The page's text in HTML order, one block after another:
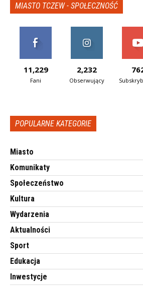
MIASTO TCZEW - SPOŁECZNOŚĆ
11,229
Fani
2,232
Obserwujący
POPULARNE KATEGORIE
Miasto
Komunikaty
Społeczeństwo
Kultura
Wydarzenia
Aktualności
Sport
Edukacja
Inwestycje